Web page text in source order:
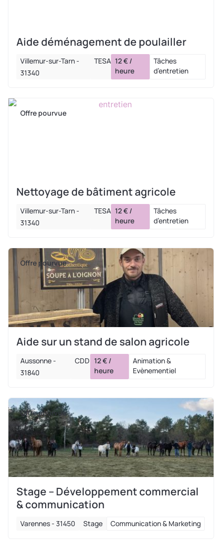
Aide déménagement de poulailler
Villemur-sur-Tarn -
31340
TESA 12 € /
heure
Tâches
d’entretien
Offre pourvue
Nettoyage de bâtiment agricole
Villemur-sur-Tarn -
31340
TESA 12 € /
heure
Tâches
d’entretien
Offre pourvue
Aide sur un stand de salon agricole
Aussonne -
31840
CDD 12 € /
heure
Animation &
Evènementiel
Offre pourvue
Stage – Développement commercial
& communication
Varennes - 31450 Stage Communication & Marketing